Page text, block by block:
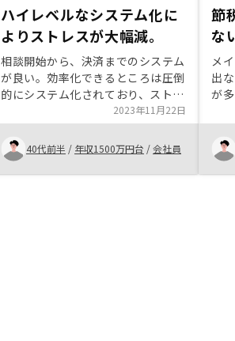
ハイレベルなシステム化に
よりストレスが大幅減。
相談開始から、決済までのシステム
が良い。効率化できるところは圧倒
的にシステム化されており、ストレ
スがないところ。また、担当の若尾
さんには、こちらの困った際にも的
確な先導をして、頂き、良い進め方
が出来たと考えています。サービス
としては申し分ありません
2023年11月22日
40代前半 / 年収1500万円台 /会社員
節
な
メ
出
が
や
ア
心
の
理